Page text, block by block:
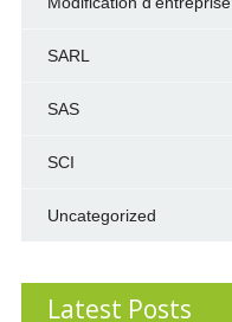
SARL
SAS
SCI
Uncategorized
Latest Posts